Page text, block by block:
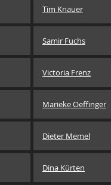
Tim Knauer
Samir Fuchs
Victoria Frenz
Marieke Oeffinger
Dieter Memel
Dina Kürten